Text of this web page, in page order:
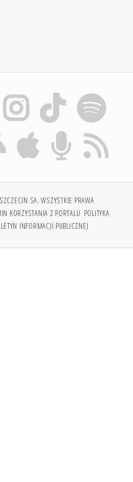
SA. WSZYSTKIE PRAWA
KORZYSTANIA Z PORTALU POLITYKA
INFORMACJI PUBLICZNEJ